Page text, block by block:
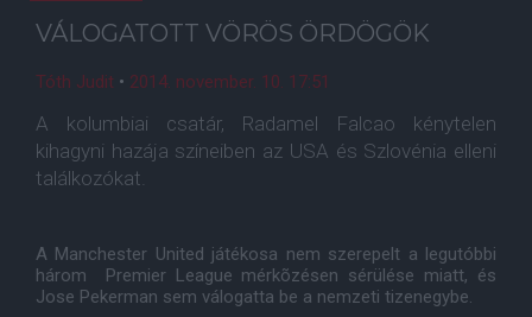
VÁLOGATOTT VÖRÖS ÖRDÖGÖK
Tóth Judit • 2014. november. 10. 17:51
A kolumbiai csatár, Radamel Falcao kénytelen
kihagyni hazája színeiben az USA és Szlovénia elleni
találkozókat.
A Manchester United játékosa nem szerepelt a legutóbbi
három Premier League mérkõzésen sérülése miatt, és
Jose Pekerman sem válogatta be a nemzeti tizenegybe.